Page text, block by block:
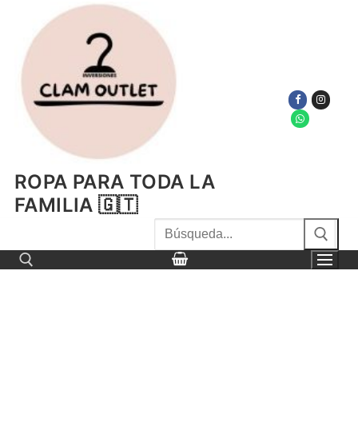
contenido
ROPA PARA TODA LA
FAMILIA 🇬🇹
Buscar
por: